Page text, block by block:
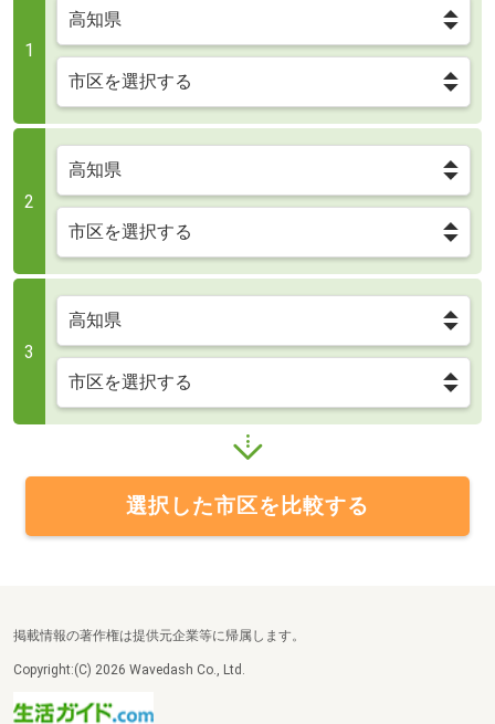
1
2
3
選択した市区を比較する
掲載情報の著作権は提供元企業等に帰属します。
Copyright:(C) 2026 Wavedash Co., Ltd.